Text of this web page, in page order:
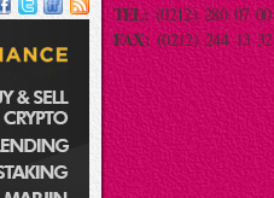
TEL: (0212) 280 07 00
FAX: (0212) 244 13 32